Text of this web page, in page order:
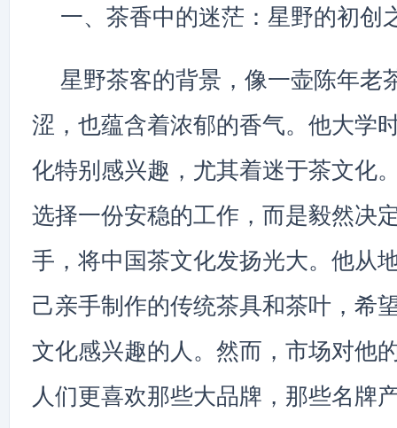
一、茶香中的迷茫：星野的初创
星野茶客的背景，像一壶陈年老
涩，也蕴含着浓郁的香气。他大学
化特别感兴趣，尤其着迷于茶文化
选择一份安稳的工作，而是毅然决
手，将中国茶文化发扬光大。他从
己亲手制作的传统茶具和茶叶，希
文化感兴趣的人。然而，市场对他
人们更喜欢那些大品牌，那些名牌